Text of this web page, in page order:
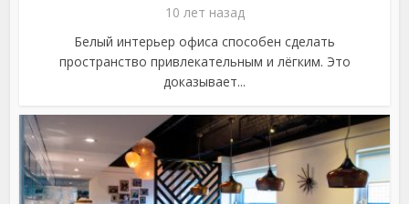
10 лет назад
Белый интерьер офиса способен сделать
пространство привлекательным и лёгким. Это
доказывает...